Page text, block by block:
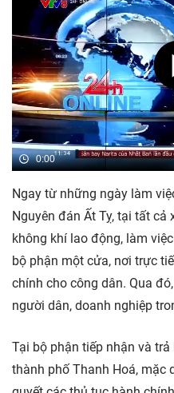
0:00
Ngay từ những ngày làm
Nguyên đán Ất Tỵ, tại tất cả
không khí lao động, làm
bộ phận một cửa, nơi trực
chính cho công dân. Qua
người dân, doanh nghiệp
Tại bộ phận tiếp nhận và trả
thành phố Thanh Hoá, mặc